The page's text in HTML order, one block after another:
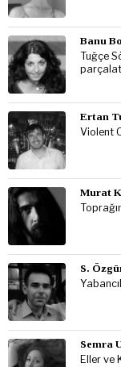
Banu
Tuğçe
Ertan
Violent
Murat
S.
Semra
Eller ve